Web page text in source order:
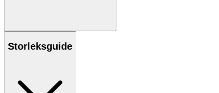
Storleksguide